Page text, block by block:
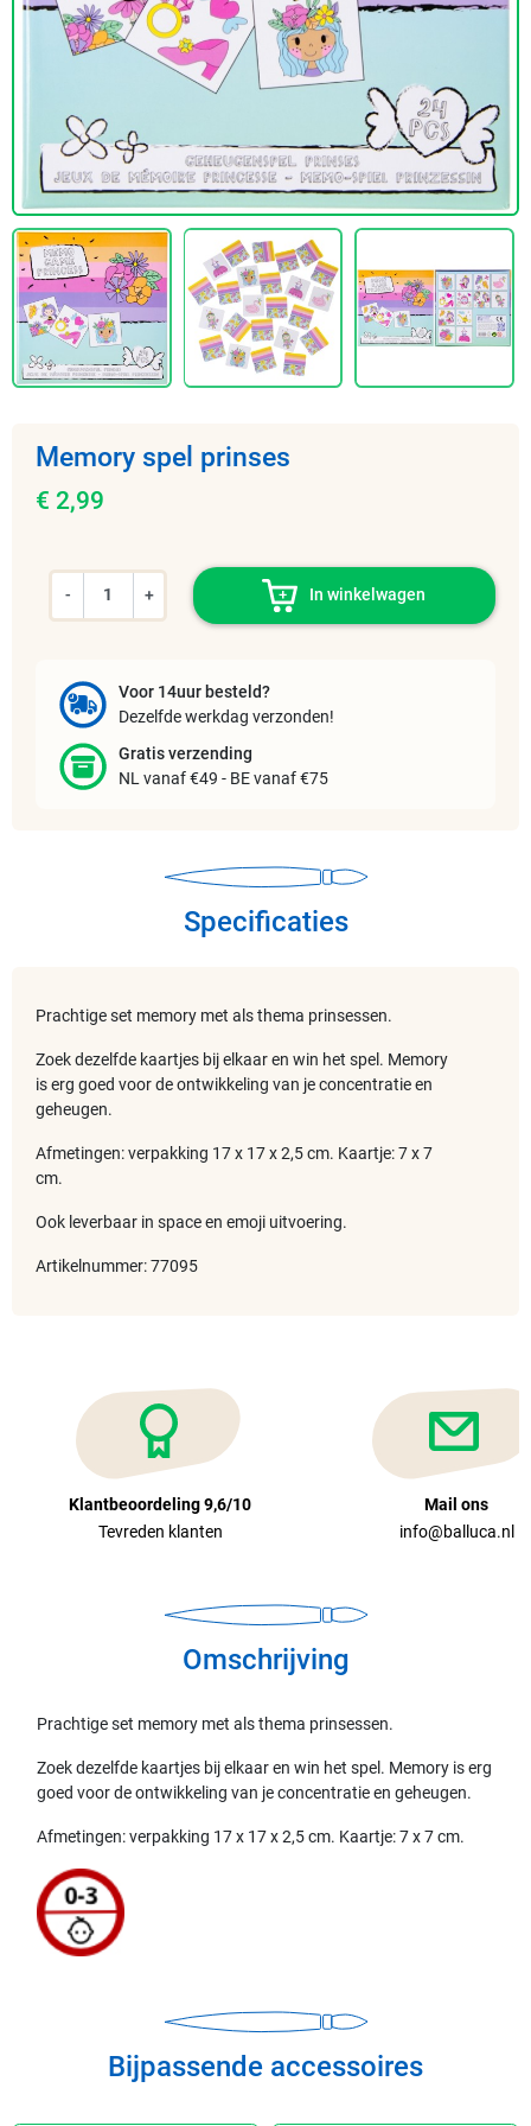
Memory spel prinses
€ 2,99
- + In winkelwagen
Voor 14uur besteld?
Dezelfde werkdag verzonden!
Gratis verzending
NL vanaf €49 - BE vanaf €75
Specificaties
Prachtige set memory met als thema prinsessen.
Zoek dezelfde kaartjes bij elkaar en win het spel. Memory
is erg goed voor de ontwikkeling van je concentratie en
geheugen.
Afmetingen: verpakking 17 x 17 x 2,5 cm. Kaartje: 7 x 7
cm.
Ook leverbaar in space en emoji uitvoering.
Artikelnummer: 77095
Klantbeoordeling 9,6/10
Tevreden klanten
Mail ons
info@balluca.nl
Omschrijving
Prachtige set memory met als thema prinsessen.
Zoek dezelfde kaartjes bij elkaar en win het spel. Memory is erg
goed voor de ontwikkeling van je concentratie en geheugen.
Afmetingen: verpakking 17 x 17 x 2,5 cm. Kaartje: 7 x 7 cm.
Bijpassende accessoires